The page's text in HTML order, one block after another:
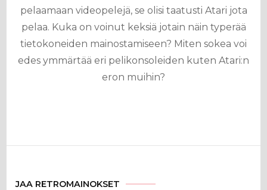
pelaamaan videopelejä, se olisi taatusti Atari jota
pelaa. Kuka on voinut keksiä jotain näin typerää
tietokoneiden mainostamiseen? Miten sokea voi
edes ymmärtää eri pelikonsoleiden kuten Atari:n
eron muihin?
JAA RETROMAINOKSET